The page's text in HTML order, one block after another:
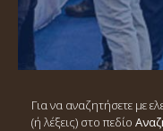
Για να αναζητήσετε με
(ή λέξεις) στο πεδίο